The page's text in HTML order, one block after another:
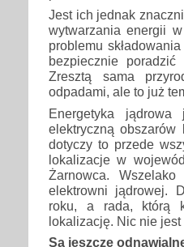
Jest ich jednak
wytwarzania energii
problemu
bezpiecznie
Zresztą sama
odpadami, ale to już
Energetyka jądrowa
elektryczną
dotyczy to przede
lokalizacje w
Żarnowca.
elektrowni jądrowej.
roku, a rada, którą
lokalizację. Nic nie jest
Są jeszcze